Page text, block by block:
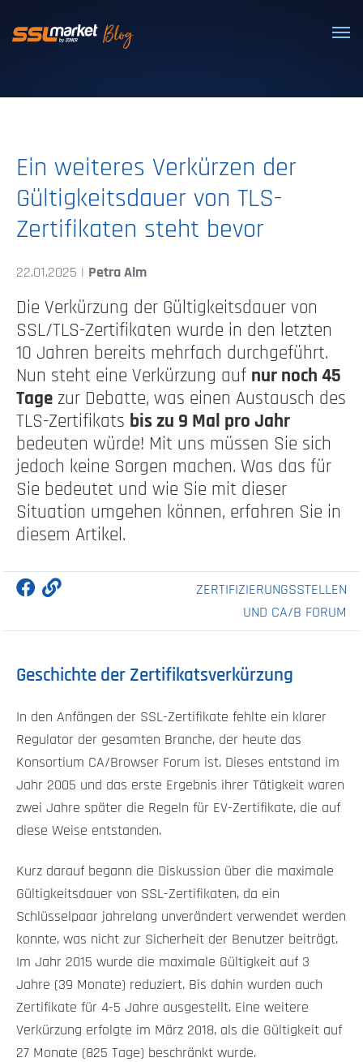
Vertrauenswürdige SSL/TLS-
Ein weiteres Verkürzen der
Gültigkeitsdauer von TLS-
Zertifikaten steht bevor
22.01.2025 | Petra Alm
Die Verkürzung der Gültigkeitsdauer von
SSL/TLS-Zertifikaten wurde in den letzten
10 Jahren bereits mehrfach durchgeführt.
Nun steht eine Verkürzung auf nur noch 45
Tage zur Debatte, was einen Austausch des
TLS-Zertifikats bis zu 9 Mal pro Jahr
bedeuten würde! Mit uns müssen Sie sich
jedoch keine Sorgen machen. Was das für
Sie bedeutet und wie Sie mit dieser
Situation umgehen können, erfahren Sie in
diesem Artikel.
ZERTIFIZIERUNGSSTELLEN
UND CA/B FORUM
Geschichte der Zertifikatsverkürzung
In den Anfängen der SSL-Zertifikate fehlte ein klarer
Regulator der gesamten Branche, der heute das
Konsortium CA/Browser Forum ist. Dieses entstand im
Jahr 2005 und das erste Ergebnis ihrer Tätigkeit waren
zwei Jahre später die Regeln für EV-Zertifikate, die auf
diese Weise entstanden.
Kurz darauf begann die Diskussion über die maximale
Gültigkeitsdauer von SSL-Zertifikaten, da ein
Schlüsselpaar jahrelang unverändert verwendet werden
konnte, was nicht zur Sicherheit der Benutzer beiträgt.
Im Jahr 2015 wurde die maximale Gültigkeit auf 3
Jahre (39 Monate) reduziert. Bis dahin wurden auch
Zertifikate für 4-5 Jahre ausgestellt. Eine weitere
Verkürzung erfolgte im März 2018, als die Gültigkeit auf
27 Monate (825 Tage) beschränkt wurde.